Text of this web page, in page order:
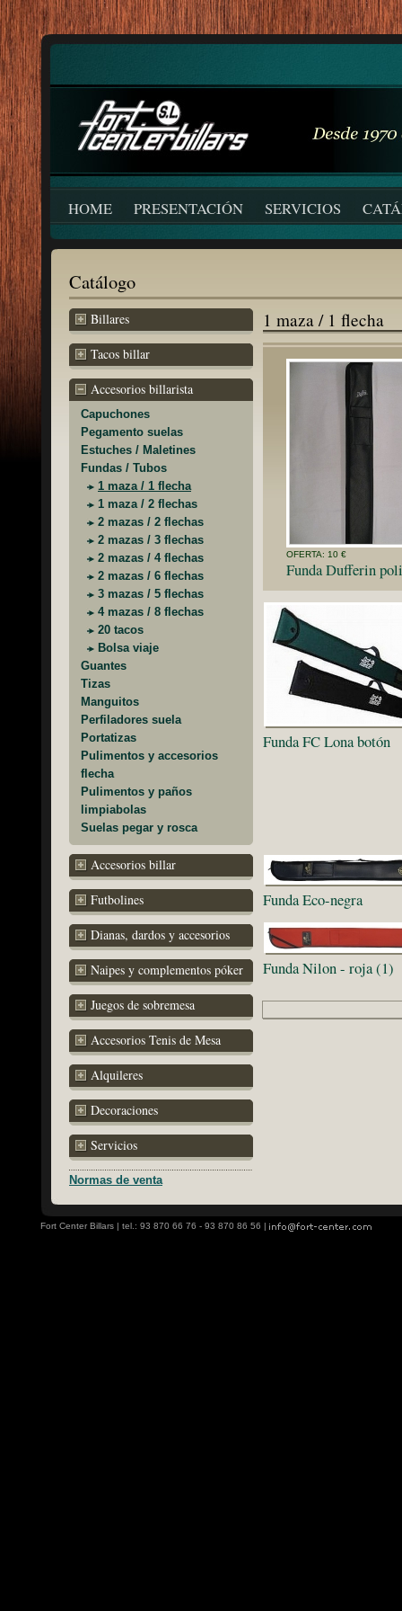
HOME PRESENTACIÓN SERVICIOS
Catálogo
Billares
Tacos billar
Accesorios billarista
Capuchones
Pegamento suelas
Estuches / Maletines
Fundas / Tubos
1 maza / 1 flecha
1 maza / 2 flechas
2 mazas / 2 flechas
2 mazas / 3 flechas
2 mazas / 4 flechas
2 mazas / 6 flechas
3 mazas / 5 flechas
4 mazas / 8 flechas
20 tacos
Bolsa viaje
Guantes
Tizas
Manguitos
Perfiladores suela
Portatizas
Pulimentos y accesorios
flecha
Pulimentos y paños
limpiabolas
Suelas pegar y rosca
Accesorios billar
Futbolines
Dianas, dardos y accesorios
Naipes y complementos póker
Juegos de sobremesa
Accesorios Tenis de Mesa
Alquileres
Decoraciones
Servicios
Normas de venta
1 maza / 1 flecha
OFERTA: 10 €
Funda Dufferin
Funda FC Lona botón
Funda Eco-negra
Funda Nilon - roja (1)
Fort Center Billars | tel.: 93 870 66 76 - 93 870 86 56 |